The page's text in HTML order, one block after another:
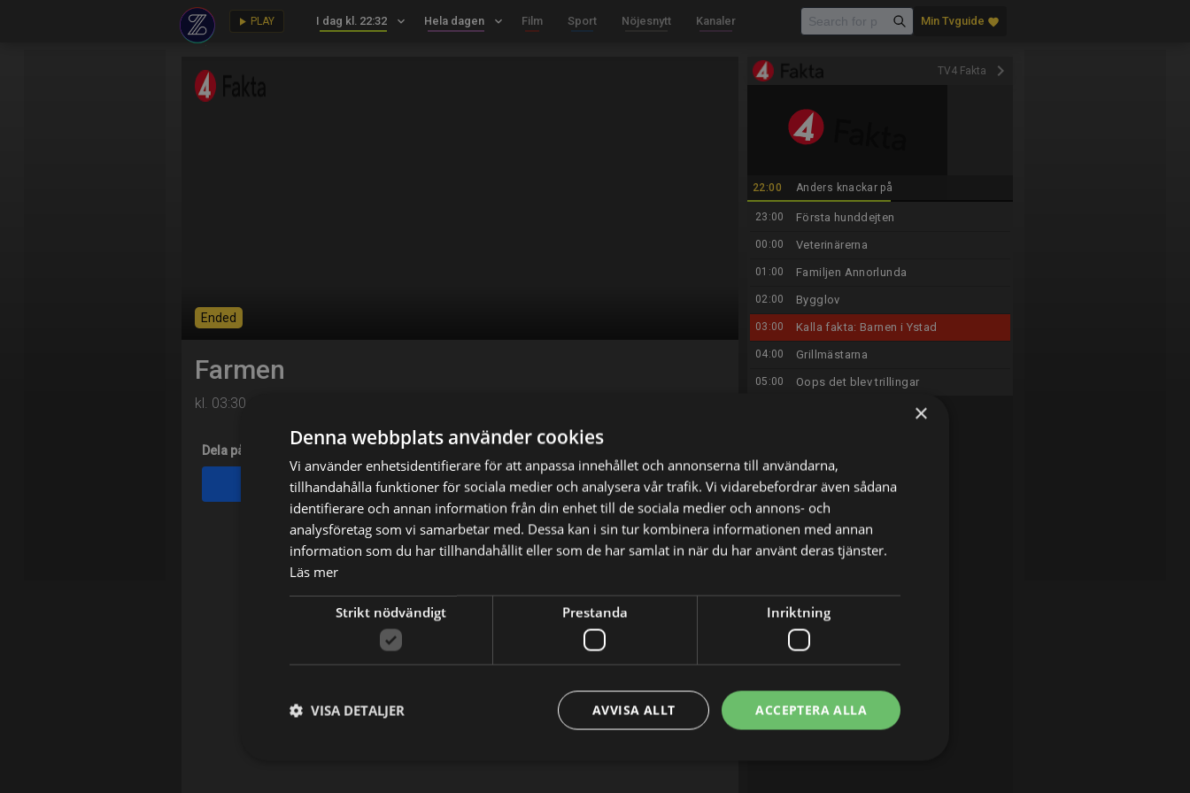
play_arrow PLAY I dag kl. 22:32 keyboard_arrow_down Hela dagen keyboard_arrow_down Film Sport Nöjesnytt Kanaler Min Tvguide favorite
Ended
Farmen
kl. 03:30 på TV4 Fakta
Dela på
Facebook X E-postadress
TV4 Fakta keyboard_arrow_right
22:00 Anders knackar på
23:00 Första hunddejten
00:00 Veterinärerna
01:00 Familjen Annorlunda
02:00 Bygglov
03:00 Kalla fakta: Barnen i Ystad
04:00 Grillmästarna
05:00 Oops det blev trillingar
×
Denna webbplats använder cookies
Vi använder enhetsidentifierare för att anpassa innehållet och annonserna till användarna,
tillhandahålla funktioner för sociala medier och analysera vår trafik. Vi vidarebefordrar även sådana
identifierare och annan information från din enhet till de sociala medier och annons- och
analysföretag som vi samarbetar med. Dessa kan i sin tur kombinera informationen med annan
information som du har tillhandahållit eller som de har samlat in när du har använt deras tjänster.
Läs mer
Strikt nödvändigt Prestanda Inriktning
ACCEPTERA ALLA
AVVISA ALLT
VISA DETALJER